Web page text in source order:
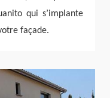
qui s’implante
façade.